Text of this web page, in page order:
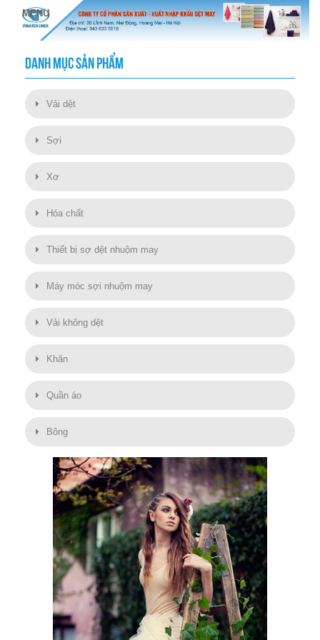
DANH MỤC SẢN PHẨM
Vải dệt
Sợi
Xơ
Hóa chất
Thiết bị sợ dệt nhuộm may
Máy móc sợi nhuộm may
Vải không dệt
Khăn
Quần áo
Bông